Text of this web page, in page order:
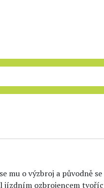
mu o výzbroj a původně
jízdním ozbrojencem